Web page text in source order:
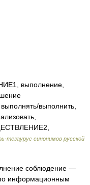
выполнение,
выполнить,
тезаурус синонимов русской
соблюдение —
информационным